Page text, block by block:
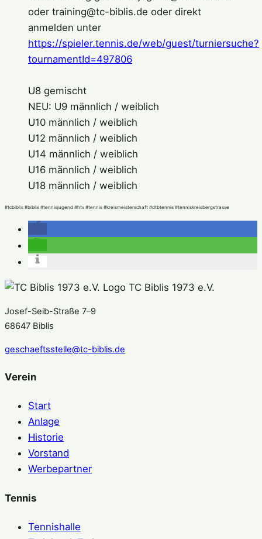
oder training@tc-biblis.de oder direkt
anmelden unter
https://spieler.tennis.de/web/guest/turniersuche?
tournamentId=497806
U8 gemischt
NEU: U9 männlich / weiblich
U10 männlich / weiblich
U12 männlich / weiblich
U14 männlich / weiblich
U16 männlich / weiblich
U18 männlich / weiblich
#tcbiblis #biblis #tennisjugend #htv #tennis #kreismeisterschaft #dtbtennis #tenniskreisbergstrasse
TC Biblis 1973 e.V.
Josef-Seib-Straße 7–9
68647 Biblis
geschaeftsstelle@tc-biblis.de
Verein
Start
Anlage
Historie
Vorstand
Werbepartner
Tennis
Tennishalle